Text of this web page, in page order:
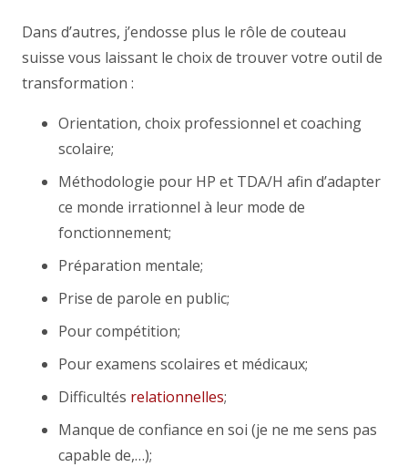
Dans d’autres, j’endosse plus le rôle de couteau
suisse vous laissant le choix de trouver votre outil de
transformation :
Orientation, choix professionnel et coaching
scolaire;
Méthodologie pour HP et TDA/H afin d’adapter
ce monde irrationnel à leur mode de
fonctionnement;
Préparation mentale;
Prise de parole en public;
Pour compétition;
Pour examens scolaires et médicaux;
Difficultés relationnelles;
Manque de confiance en soi (je ne me sens pas
capable de,…);